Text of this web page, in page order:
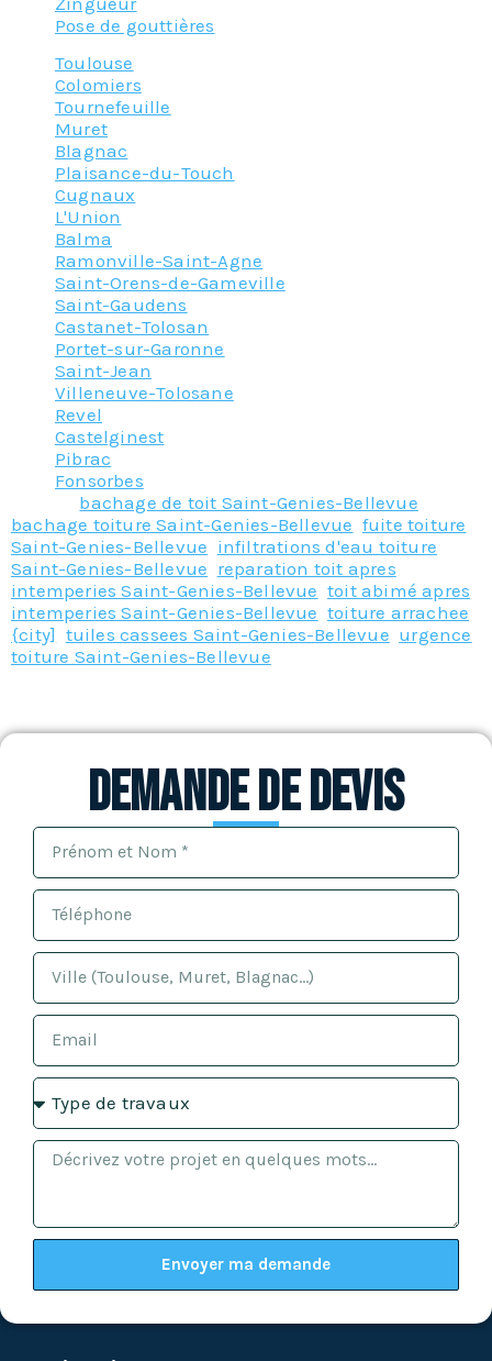
Pose de gouttières
Toulouse
Colomiers
Tournefeuille
Muret
Blagnac
Plaisance-du-Touch
Cugnaux
L'Union
Balma
Ramonville-Saint-Agne
Saint-Orens-de-Gameville
Saint-Gaudens
Castanet-Tolosan
Portet-sur-Garonne
Saint-Jean
Villeneuve-Tolosane
Revel
Castelginest
Pibrac
Fonsorbes
bachage de toit Saint-Genies-Bellevue
bachage toiture Saint-Genies-Bellevue fuite toiture
Saint-Genies-Bellevue infiltrations d'eau toiture
Saint-Genies-Bellevue reparation toit apres
intemperies Saint-Genies-Bellevue ,toit abimé apres
intemperies Saint-Genies-Bellevue ,toiture arrachee
{city] tuiles cassees Saint-Genies-Bellevue urgence
toiture Saint-Genies-Bellevue
Demande de devis
Envoyer ma demande